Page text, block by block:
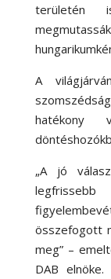
területén
A
hatékony
„A jó
összefogott
meg” –
DAB